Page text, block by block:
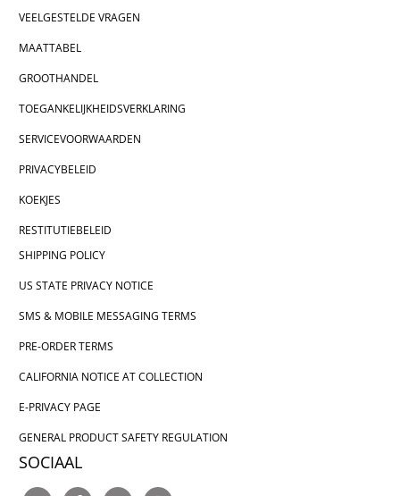
VEELGESTELDE VRAGEN
MAATTABEL
GROOTHANDEL
TOEGANKELIJKHEIDSVERKLARING
SERVICEVOORWAARDEN
PRIVACYBELEID
KOEKJES
RESTITUTIEBELEID
SHIPPING POLICY
US STATE PRIVACY NOTICE
SMS & MOBILE MESSAGING TERMS
PRE-ORDER TERMS
CALIFORNIA NOTICE AT COLLECTION
E-PRIVACY PAGE
GENERAL PRODUCT SAFETY REGULATION
SOCIAAL